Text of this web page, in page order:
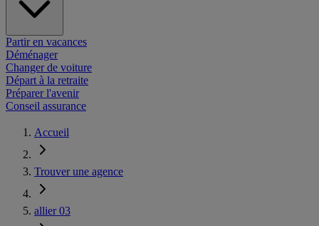
Partir en vacances
Déménager
Changer de voiture
Départ à la retraite
Préparer l'avenir
Conseil assurance
Accueil
Trouver une agence
allier 03